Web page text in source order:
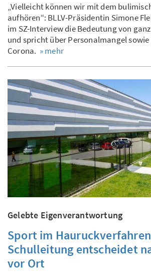
„Vielleicht können wir mit dem
aufhören“: BLLV-Präsidentin Simone
im SZ-Interview die Bedeutung von
und spricht über Personalmangel sowie
Corona. » mehr
Gelebte Eigenverantwortung
Sport im
Schulleitung entscheidet
vor Ort